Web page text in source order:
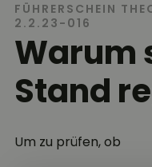
Warum
Stand
FÜHRERSCHEIN
2.2.23-016
Um zu prüfen, ob